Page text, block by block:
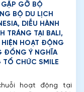
GẶP GỠ BỘ
BỘ DU LỊCH
DIỄU HÀNH
TRÁNG TẠI BALI,
HIỆN HOẠT ĐỘNG
ĐỒNG Ý NGHĨA
TỔ CHỨC SMILE
hoạt động tại